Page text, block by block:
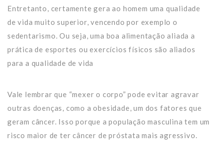
Entretanto, certamente gera ao homem uma qualidade
de vida muito superior, vencendo por exemplo o
sedentarismo. Ou seja, uma boa alimentação aliada a
prática de esportes ou exercícios físicos são aliados
para a qualidade de vida
Vale lembrar que “mexer o corpo” pode evitar agravar
outras doenças, como a obesidade, um dos fatores que
geram câncer. Isso porque a população masculina tem um
risco maior de ter câncer de próstata mais agressivo.